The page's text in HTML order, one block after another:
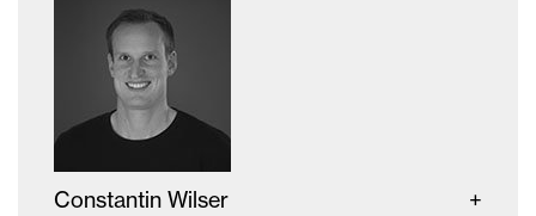
Constantin Wilser